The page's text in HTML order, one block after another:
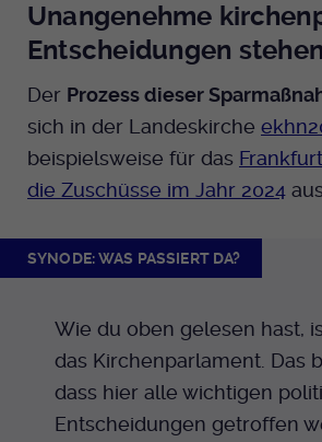
Unangenehme
Entscheidungen
Der Prozess dieser
sich in der Landeskirche
beispielsweise für das
die Zuschüsse im Jahr 2024 aus.
SYNODE: WAS PASSIERT DA?
Wie du oben gelesen hast,
das Kirchenparlament. Das
dass hier alle wichtigen
Entscheidungen getroffen
Anbieter
Laufzeit Ende der Sitzung
Zweck
PHP Daten
wenn die PHP
wird.
Name uid
Laufzeit Ende der Sitzung
Zweck
Notwendig zum
Webseite.
Name mtm_cookie_consent
Anbieter Medienhaus der EKHN
Speicherung der Cookie
Spotify
Giphy